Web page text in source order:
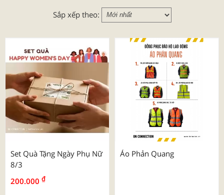
Sắp xếp theo:
Set Quà Tặng Ngày Phụ Nữ
8/3
200.000 ₫
Áo Phản Quang